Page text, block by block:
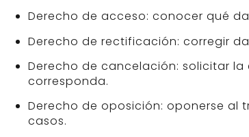
Derecho de acceso: conocer qué
Derecho de rectificación: corregir
Derecho de cancelación: solicitar
corresponda.
Derecho de oposición: oponerse al
casos.